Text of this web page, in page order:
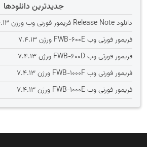
جدیدترین دانلودها
دانلود Release Note فریمور فورتی وب ورژن 7.4.13
فریمور فورتی وب FWB-600E ورژن 7.4.13
فریمور فورتی وب FWB-600D ورژن 7.4.13
فریمور فورتی وب FWB-1000F ورژن 7.4.13
فریمور فورتی وب FWB-1000E ورژن 7.4.13